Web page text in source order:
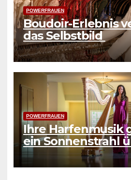
POWERFRAUEN
Boudoir-Erlebnis
das Selbstbild
POWERFRAUEN
Ihre Harfenmusik
ein Sonnenstrahl
Wasser